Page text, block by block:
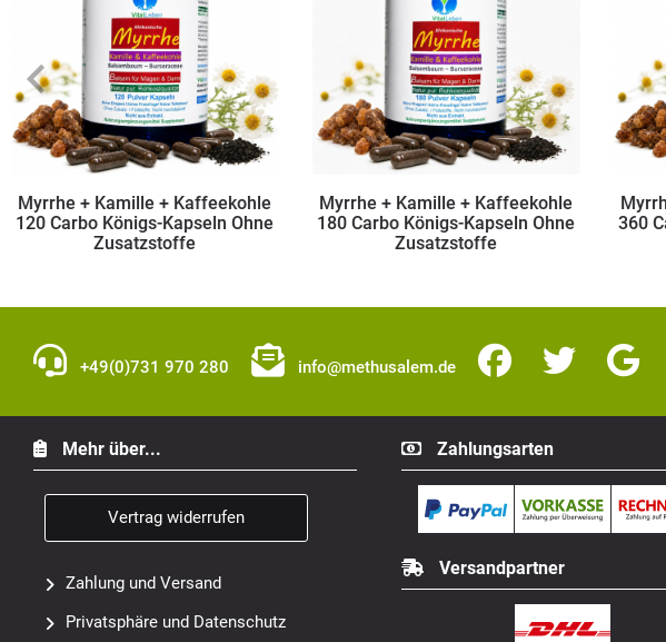
Myrrhe + Kamille + Kaffeekohle
180 Carbo Königs-Kapseln Ohne
Zusatzstoffe
Myrrhe + Kamille + Kaffeekohle
360 Carbo Königs-Kapseln Ohne
Zusatzstoffe
+49(0)731 970 280 info@methusalem.de
Mehr über...
Vertrag widerrufen
Zahlung und Versand
Privatsphäre und Datenschutz
Zahlungsarten
Versandpartner